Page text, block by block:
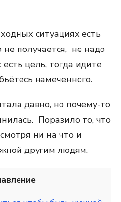
ситуациях есть
получается, не надо
есть цель, тогда идите
намеченного.
давно, но почему-то
Поразило то, что
ни на что и
другим людям.